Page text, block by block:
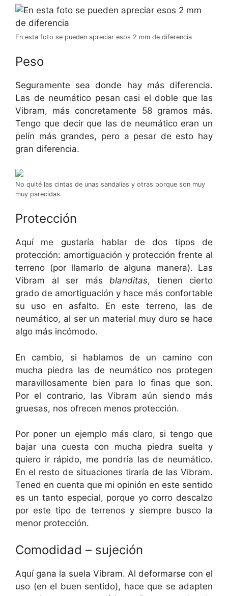
En esta foto se pueden apreciar esos 2 mm de diferencia
Peso
Seguramente sea donde hay más diferencia.
Las de neumático pesan casi el doble que las
Vibram, más concretamente 58 gramos más.
Tengo que decir que las de neumático eran un
pelín más grandes, pero a pesar de esto hay
gran diferencia.
No quité las cintas de unas sandalias y otras porque son muy
muy parecidas.
Protección
Aquí me gustaría hablar de dos tipos de
protección: amortiguación y protección frente al
terreno (por llamarlo de alguna manera). Las
Vibram al ser más blanditas, tienen cierto
grado de amortiguación y hace más confortable
su uso en asfalto. En este terreno, las de
neumático, al ser un material muy duro se hace
algo más incómodo.
En cambio, si hablamos de un camino con
mucha piedra las de neumático nos protegen
maravillosamente bien para lo finas que son.
Por el contrario, las Vibram aún siendo más
gruesas, nos ofrecen menos protección.
Por poner un ejemplo más claro, si tengo que
bajar una cuesta con mucha piedra suelta y
quiero ir rápido, me pondría las de neumático.
En el resto de situaciones tiraría de las Vibram.
Tened en cuenta que mi opinión en este sentido
es un tanto especial, porque yo corro descalzo
por este tipo de terrenos y siempre busco la
menor protección.
Comodidad – sujeción
Aquí gana la suela Vibram. Al deformarse con el
uso (en el buen sentido), hace que se adapten